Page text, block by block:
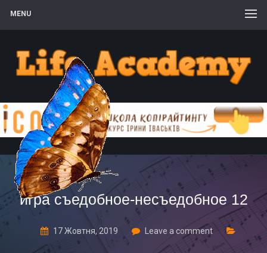
MENU
игра съедобное-несъедобное 12
17 Жовтня, 2019 Leave a comment